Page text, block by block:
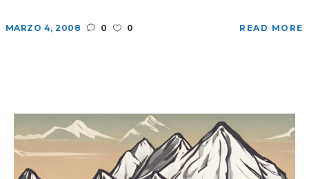
MARZO 4, 2008 0 0 READ MORE